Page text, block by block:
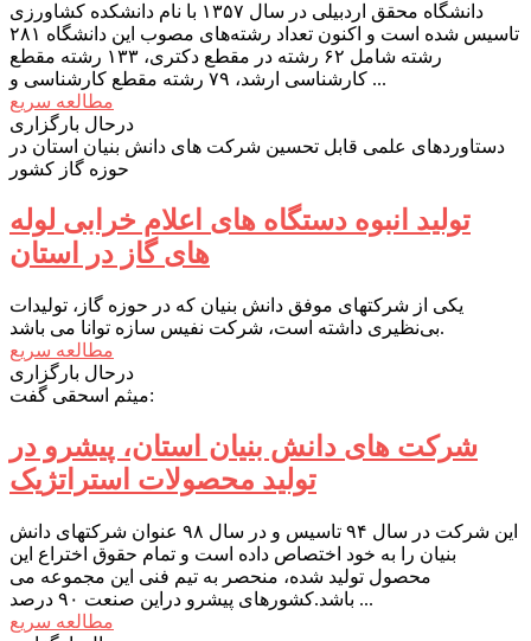
دانشگاه محقق اردبیلی در سال ۱۳۵۷ با نام دانشکده کشاورزی
تاسیس شده است و اکنون تعداد رشته‌های مصوب این دانشگاه ۲۸۱
رشته شامل ۶۲ رشته در مقطع دکتری، ۱۳۳ رشته مقطع
کارشناسی ارشد، ۷۹ رشته مقطع کارشناسی و ...
مطالعه سریع
درحال بارگزاری
دستاوردهای علمی قابل تحسین شرکت های دانش بنیان استان در
حوزه گاز کشور
تولید انبوه دستگاه های اعلام خرابی لوله
های گاز در استان
یکی از شرکتهای موفق دانش بنیان که در حوزه گاز، تولیدات
بی‌نظیری داشته است، شرکت نفیس سازه توانا می باشد.
مطالعه سریع
درحال بارگزاری
میثم اسحقی گفت:
شرکت های دانش بنیان استان، پیشرو در
تولید محصولات استراتژیک
این شرکت در سال ۹۴ تاسیس و در سال ۹۸ عنوان شرکتهای دانش
بنیان را به خود اختصاص داده است و تمام حقوق اختراع این
محصول تولید شده، منحصر به تیم فنی این مجموعه می
باشد.کشورهای پیشرو دراین صنعت ۹۰ درصد ...
مطالعه سریع